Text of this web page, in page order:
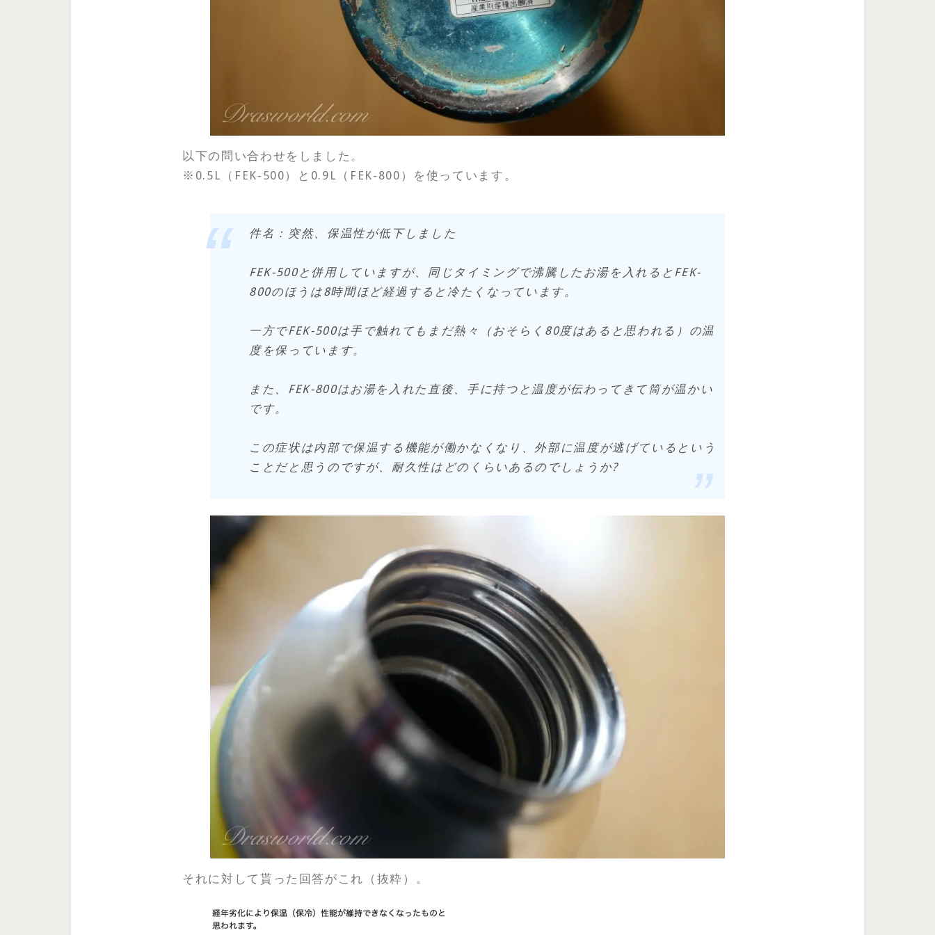
以下の問い合わせをしました。
※0.5L（FEK-500）と0.9L（FEK-800）を使っています。
件名：突然、保温性が低下しました
FEK-500と併用していますが、同じタイミングで沸騰したお湯を入れるとFEK-
800のほうは8時間ほど経過すると冷たくなっています。
一方でFEK-500は手で触れてもまだ熱々（おそらく80度はあると思われる）の温
度を保っています。
また、FEK-800はお湯を入れた直後、手に持つと温度が伝わってきて筒が温かい
です。
この症状は内部で保温する機能が働かなくなり、外部に温度が逃げているという
ことだと思うのですが、耐久性はどのくらいあるのでしょうか?
それに対して貰った回答がこれ（抜粋）。